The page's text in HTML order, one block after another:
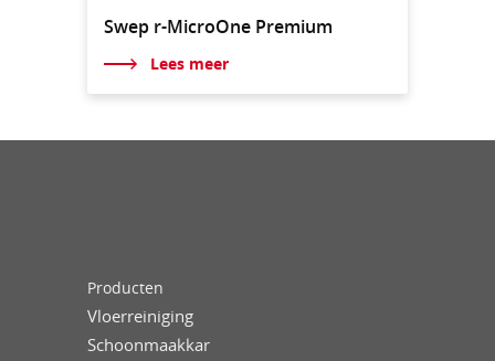
Swep r-MicroOne Premium
Lees meer
Producten
Vloerreiniging
Schoonmaakkar